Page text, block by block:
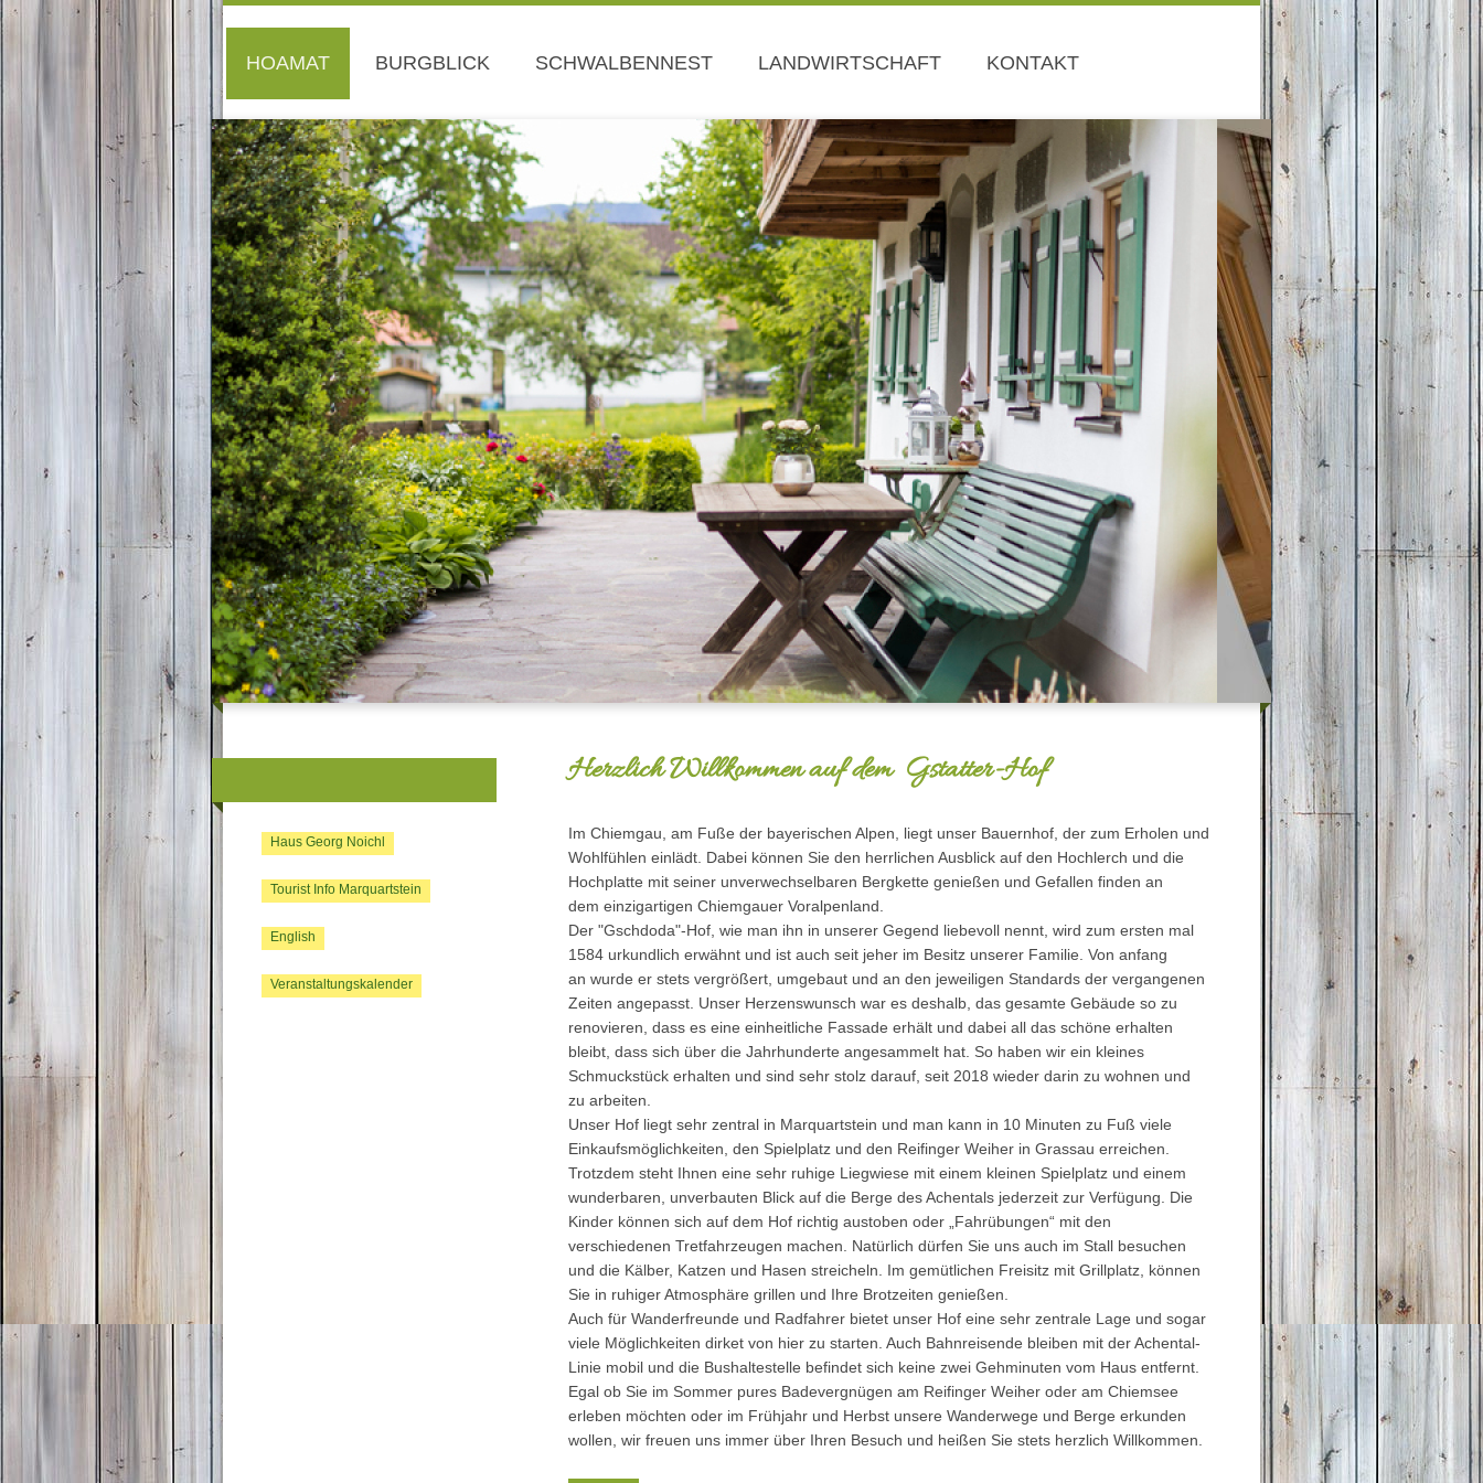
HOAMAT BURGBLICK SCHWALBENNEST LANDWIRTSCHAFT KONTAKT
Herzlich Willkommen auf dem Gstatter-Hof
Im Chiemgau, am Fuße der bayerischen Alpen, liegt unser Bauernhof, der zum Erholen und
Wohlfühlen einlädt. Dabei können Sie den herrlichen Ausblick auf den Hochlerch und die
Hochplatte mit seiner unverwechselbaren Bergkette genießen und Gefallen finden an
dem einzigartigen Chiemgauer Voralpenland.
Der "Gschdoda"-Hof, wie man ihn in unserer Gegend liebevoll nennt, wird zum ersten mal
1584 urkundlich erwähnt und ist auch seit jeher im Besitz unserer Familie. Von anfang
an wurde er stets vergrößert, umgebaut und an den jeweiligen Standards der vergangenen
Zeiten angepasst. Unser Herzenswunsch war es deshalb, das gesamte Gebäude so zu
renovieren, dass es eine einheitliche Fassade erhält und dabei all das schöne erhalten
bleibt, dass sich über die Jahrhunderte angesammelt hat. So haben wir ein kleines
Schmuckstück erhalten und sind sehr stolz darauf, seit 2018 wieder darin zu wohnen und
zu arbeiten.
Unser Hof liegt sehr zentral in Marquartstein und man kann in 10 Minuten zu Fuß viele
Einkaufsmöglichkeiten, den Spielplatz und den Reifinger Weiher in Grassau erreichen.
Trotzdem steht Ihnen eine sehr ruhige Liegwiese mit einem kleinen Spielplatz und einem
wunderbaren, unverbauten Blick auf die Berge des Achentals jederzeit zur Verfügung. Die
Kinder können sich auf dem Hof richtig austoben oder „Fahrübungen“ mit den
verschiedenen Tretfahrzeugen machen. Natürlich dürfen Sie uns auch im Stall besuchen
und die Kälber, Katzen und Hasen streicheln. Im gemütlichen Freisitz mit Grillplatz, können
Sie in ruhiger Atmosphäre grillen und Ihre Brotzeiten genießen.
Auch für Wanderfreunde und Radfahrer bietet unser Hof eine sehr zentrale Lage und sogar
viele Möglichkeiten dirket von hier zu starten. Auch Bahnreisende bleiben mit der Achental-
Linie mobil und die Bushaltestelle befindet sich keine zwei Gehminuten vom Haus entfernt.
Egal ob Sie im Sommer pures Badevergnügen am Reifinger Weiher oder am Chiemsee
erleben möchten oder im Frühjahr und Herbst unsere Wanderwege und Berge erkunden
wollen, wir freuen uns immer über Ihren Besuch und heißen Sie stets herzlich Willkommen.
Haus Georg Noichl
Tourist Info Marquartstein
English
Veranstaltungskalender